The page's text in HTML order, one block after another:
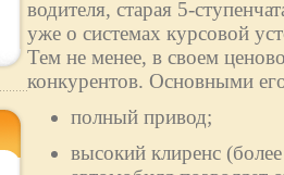
водителя, старая 5-
уже о системах курсовой
Тем не менее, в своем
конкурентов. Основными
полный привод;
высокий клиренс